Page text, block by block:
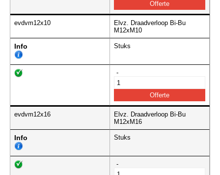
evdvm12x10
Elvz. Draadverloop Bi-Bu
M12xM10
Info Stuks
-
evdvm12x16
Elvz. Draadverloop Bi-Bu
M12xM16
Info Stuks
-